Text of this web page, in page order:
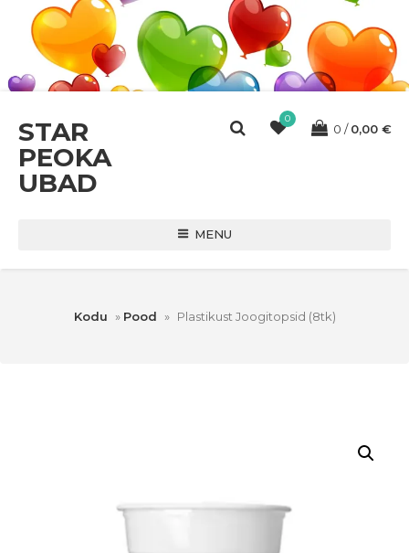
STAR
PEOKA
UBAD
0
0 0,00 €
MENU
Kodu » Pood » Plastikust Joogitopsid (8tk)